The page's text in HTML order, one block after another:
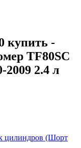
купить -
TF80SC
2009 2.4 л
цилиндров (Шорт